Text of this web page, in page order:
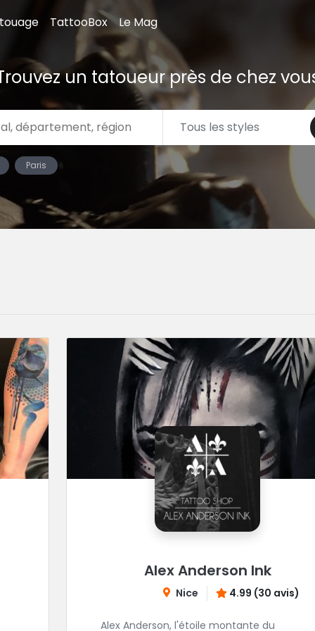
TattooBox Le Mag
un tatoueur près de chez
Paris
Alex Anderson Ink
Nice 4.99 (30 avis)
Alex Anderson, l'étoile montante du